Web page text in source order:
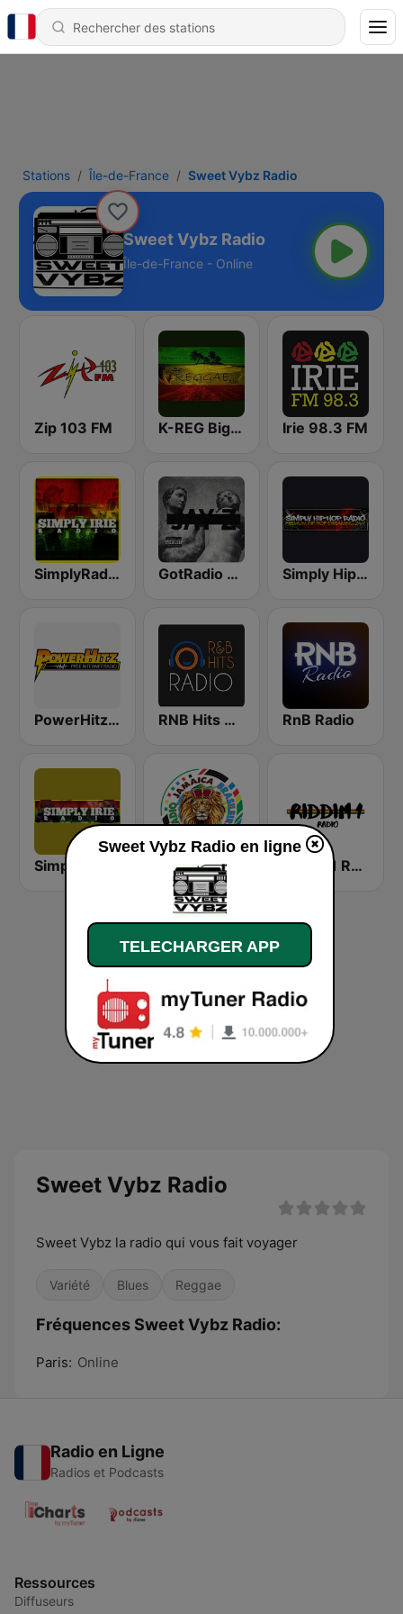
Stations Île-de-France Sweet Vybz Radio
Sweet Vybz Radio
Île-de-France - Online
Zip 103 FM K-REG Big Reggae Mix Irie 98.3 FM
SimplyRadio.com Simply Irie Radio The Sounds of Kingston GotRadio - Hip Hop Stop Simply Hip-Hop Radio
PowerHitz NY RNB Hits Radio RnB Radio
Riddim1 Radio
Sweet Vybz Radio
Sweet Vybz la radio qui vous fait voyager
Variété Blues Reggae
Fréquences Sweet Vybz Radio:
Paris: Online
Radio en Ligne
Radios et Podcasts
Ressources
Diffuseurs
Sweet Vybz Radio en ligne
TELECHARGER APP